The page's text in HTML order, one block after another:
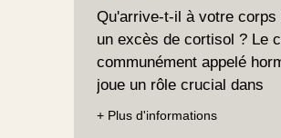
Qu'arrive-t-il à votre
un excès de cortisol ? Le
communément appelé
joue un rôle crucial dans
+ Plus d'informations